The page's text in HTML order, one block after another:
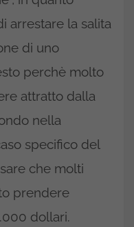
arrestare la salita
di uno
perchè molto
attratto dalla
nella
specifico del
che molti
prendere
dollari.